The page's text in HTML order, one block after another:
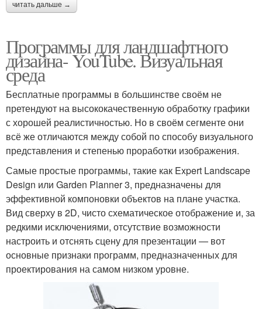
читать дальше →
Программы для ландшафтного
дизайна- YouTube. Визуальная
среда
Бесплатные программы в большинстве своём не
претендуют на высококачественную обработку графики
с хорошей реалистичностью. Но в своём сегменте они
всё же отличаются между собой по способу визуального
представления и степенью проработки изображения.
Самые простые программы, такие как Expert Landscape
Design или Garden Planner 3, предназначены для
эффективной компоновки объектов на плане участка.
Вид сверху в 2D, чисто схематическое отображение и, за
редкими исключениями, отсутствие возможности
настроить и отснять сцену для презентации — вот
основные признаки программ, предназначенных для
проектирования на самом низком уровне.